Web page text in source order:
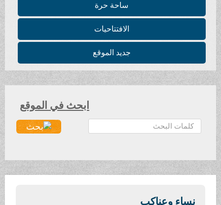
ساحة حرة
الافتتاحيات
جديد الموقع
ابحث في الموقع
ح
ث
نساء وعناكب